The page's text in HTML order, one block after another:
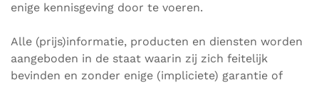
enige kennisgeving door te voeren.
Alle (prijs)informatie, producten en diensten worden
aangeboden in de staat waarin zij zich feitelijk
bevinden en zonder enige (impliciete) garantie of